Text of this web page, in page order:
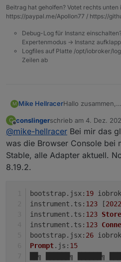
Script.
Hoffe jemand
mache, bzw. ob
muss?
Beitrag hat geholfen? Votet rechts unten
https://paypal.me/Apollon77 / https://
Debug-Log für Instanz
Expertenmodus -> Instanz
Logfiles auf Platte /opt/iobroker/
Zeilen ab
M Mike HellracerHallo zusammen,
versuchen.
Ich habe
eine "Rule"
mir der Editor nicht.
Weder bei
mache, bzw. ob
muss?
C
Offline
conslingerschrieb am 4. Dez.
zuletzt editiert von
@mike-hellracer Bei mir das
was die Browser Console bei
Stable, alle Adapter aktuell.
8.19.2.
bootstrap. jsx: 19
instrument. ts : 123 [2022
instrument. ts : 123
instrument. ts : 123
bootstrap. jsx: 26
Prompt. js : 15
██╗ ██████╗ ██████╗